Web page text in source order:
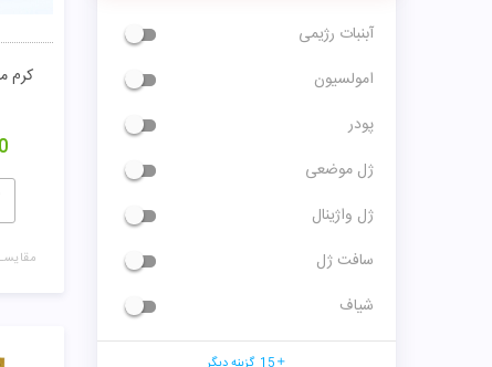
آبنبات رژیمی
امولسیون
پودر
ژل موضعی
ژل واژینال
سافت ژل
شیاف
کرم